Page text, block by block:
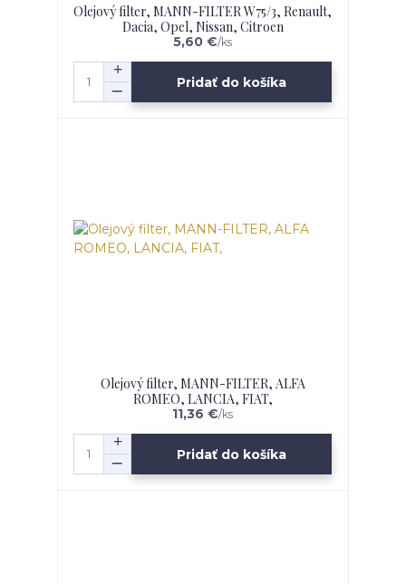
Olejový filter, MANN-FILTER W75/3, Renault,
Dacia, Opel, Nissan, Citroen
5,60 €/ks
Pridať do košíka
Olejový filter, MANN-FILTER, ALFA
ROMEO, LANCIA, FIAT,
11,36 €/ks
Pridať do košíka